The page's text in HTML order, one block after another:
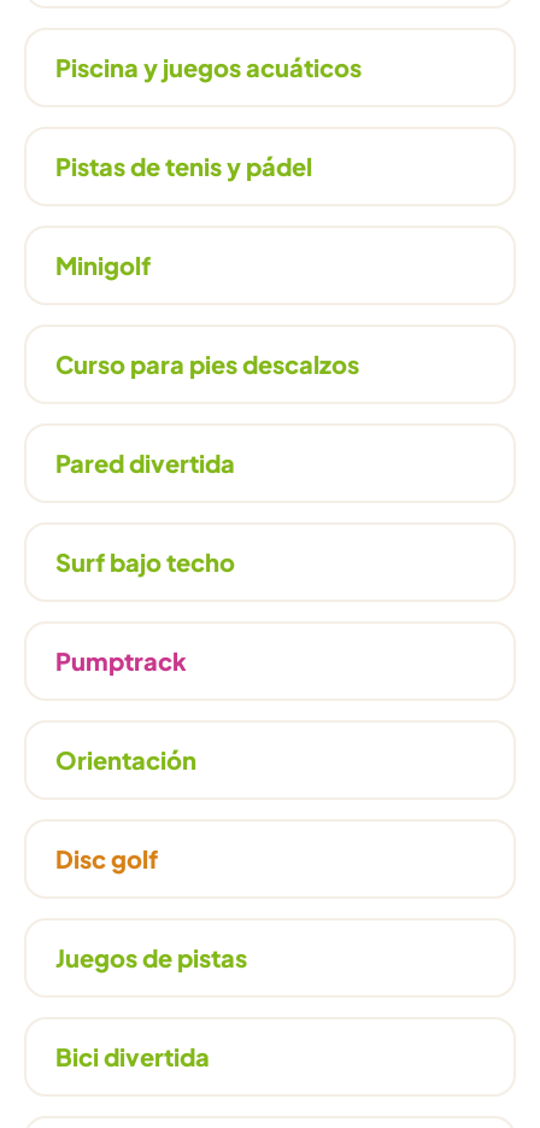
Piscina y juegos acuáticos
Pistas de tenis y pádel
Minigolf
Curso para pies descalzos
Pared divertida
Surf bajo techo
Pumptrack
Orientación
Disc golf
Juegos de pistas
Bici divertida